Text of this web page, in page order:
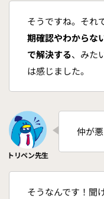
そうですね。それ
期確認やわからな
で解決する、みた
は感じました。
仲が
そうなんです！聞